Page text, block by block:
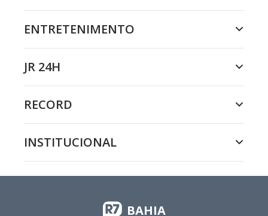
ENTRETENIMENTO
JR 24H
RECORD
INSTITUCIONAL
BAHIA